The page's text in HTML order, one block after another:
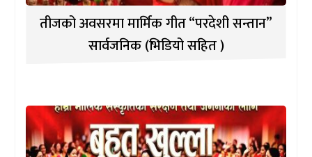
तीजको अवसरमा मार्मिक गीत “परदेशी सन्तान”
सार्वजनिक (भिडियो सहित )